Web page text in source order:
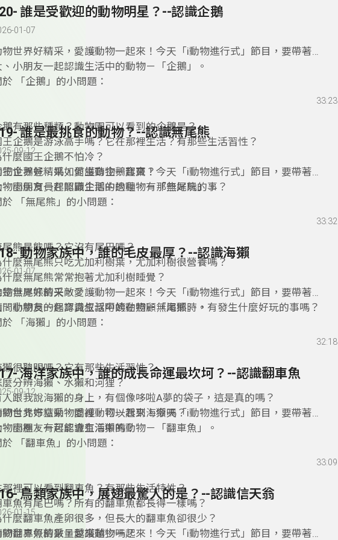
誰是受歡迎的動物明星？--認識企鵝
01-07
物世界好精采，愛護動物一起來！今天「i動物進行式」節目，要帶著
、小朋友一起認識生活中的動物－「企鵝」。
「企鵝」的小問題：
鵝有那些種類？動物園可以看到的企鵝是？
王企鵝是游泳高手嗎？它在那裡生活？有那些生活習性？
什麼國王企鵝不怕冷？
王企鵝爸、媽如何生育企鵝寶寶？
物園保育員在照顧企鵝的過程，有那些好玩的事？
33:23
誰是最挑食的動物？--認識無尾熊
09-12
物世界好精采，愛護動物一起來！今天「i動物進行式」節目，要帶著
、小朋友一起認識生活中的動物－「無尾熊」。
「無尾熊」的小問題：
尾熊是熊嗎？它沒有尾巴嗎？
什麼無尾熊只吃尤加利樹葉，尤加利樹很營養嗎？
什麼無尾熊常常抱著尤加利樹睡覺？
是無尾熊的天敵？
問動物員的保育員叔叔阿姨在照顧無尾熊時，有發生什麼好玩的事嗎？
33:32
動物家族中，誰的毛皮最厚？--認識海獺
01-07
物世界好精采，愛護動物一起來！今天「i動物進行式」節目，要帶著
、小朋友一起認識生活中的動物－「海獺」。
「海獺」的小問題：
獺很聰明嗎？它有那些生活習性？
麼分辨海獺、水獺和河狸？
人跟我說海獺的身上，有個像哆啦A夢的袋子，這是真的嗎？
問台北市立動物園裡，可以看到海獺嗎？
物園裡，有可能會有海獺嗎？
32:18
海洋家族中，誰的成長命運最坎坷？--認識翻車魚
09-12
物世界好精采，愛護動物一起來！今天「i動物進行式」節目，要帶著
、小朋友一起認識生活中的動物－「翻車魚」。
「翻車魚」的小問題：
那裡可以看到翻車魚？有那些生活特性？
車魚有尾巴嗎？所有的翻車魚都長得一樣嗎？
什麼翻車魚產卵很多，但長大的翻車魚卻很少？
問翻車魚的數量越來越少嗎？
33:09
鳥類家族中，展翅最驚人的是？--認識信天翁
01-15
物世界好精采，愛護動物一起來！今天「i動物進行式」節目，要帶著